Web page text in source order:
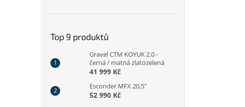
Top 9 produktů
Gravel CTM KOYUK 2.0 -
černá / matná zlatozelená
41 999 Kč
Esconder MFX 20,5"
52 990 Kč